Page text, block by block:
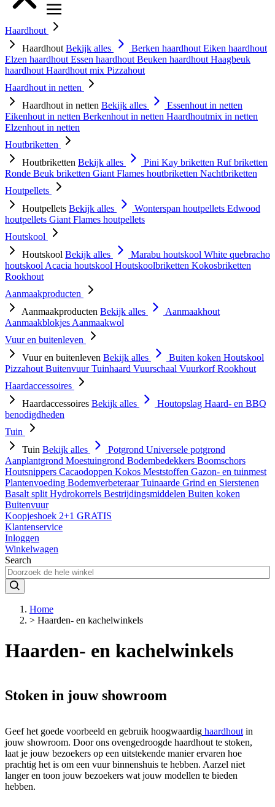
Haardhout
Haardhout Bekijk alles Berken haardhout Eiken haardhout
Elzen haardhout Essen haardhout Beuken haardhout Haagbeuk
haardhout Haardhout mix Pizzahout
Haardhout in netten
Haardhout in netten Bekijk alles
Essenhout in netten
Eikenhout in netten Berkenhout in netten Haardhoutmix in netten
Elzenhout in netten
Houtbriketten
Houtbriketten Bekijk alles Pini Kay briketten Ruf briketten
Ronde Beuk briketten Giant Flames houtbriketten Nachtbriketten
Houtpellets
Houtpellets Bekijk alles Wonterspan houtpellets Edwood
houtpellets Giant Flames houtpellets
Houtskool
Houtskool Bekijk alles Marabu houtskool White quebracho
houtskool Acacia houtskool Houtskoolbriketten Kokosbriketten
Rookhout
Aanmaakproducten
Aanmaakproducten Bekijk alles
Aanmaakhout
Aanmaakblokjes Aanmaakwol
Vuur en buitenleven
Vuur en buitenleven Bekijk alles Buiten koken Houtskool
Pizzahout BuitenvuurTuinhaard Vuurschaal VuurkorfRookhout
Haardaccessoires
Haardaccessoires Bekijk alles Houtopslag Haard- en BBQ
benodigdheden
Tuin
Tuin Bekijk alles Potgrond Universele potgrond
Aanplantgrond Moestuingrond Bodembedekkers Boomschors
Houtsnippers Cacaodoppen Kokos Meststoffen Gazon- en tuinmest
Plantenvoeding BodemverbeteraarTuinaarde Grind en Sierstenen
Basalt split Hydrokorrels Bestrijdingsmiddelen Buiten koken
Buitenvuur
Koopjeshoek 2+1 GRATIS
Klantenservice
Inloggen
Winkelwagen
Search
Home
> Haarden- en kachelwinkels
Haarden- en kachelwinkels
Stoken in jouw showroom
Geef het goede voorbeeld en gebruik hoogwaardig haardhout in
jouw showroom. Door ons ovengedroogde haardhout te stoken,
laat je jouw bezoekers op een uitstekende manier ervaren hoe
prachtig het is om een vuur binnenshuis te hebben. Aarzel niet
langer en toon jouw bezoekers wat jouw modellen te bieden
hebben.